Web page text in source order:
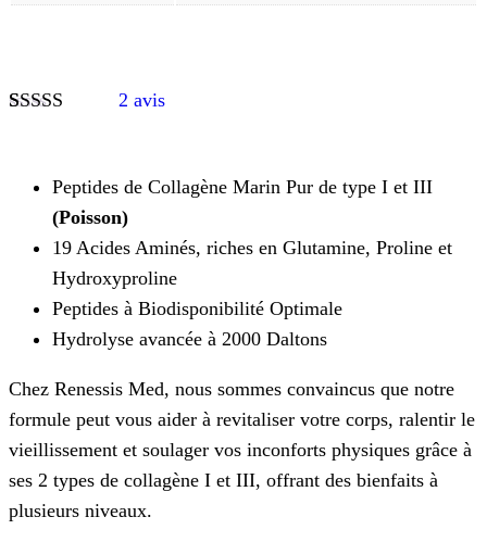
notations
2 avis
Peptides de Collagène Marin Pur de type I et III
(Poisson)
19 Acides Aminés, riches en Glutamine, Proline et
Hydroxyproline
Peptides à Biodisponibilité Optimale
Hydrolyse avancée à 2000 Daltons
Chez Renessis Med, nous sommes convaincus que notre
formule peut vous aider à revitaliser votre corps, ralentir le
vieillissement et soulager vos inconforts physiques grâce à
ses 2 types de collagène I et III, offrant des bienfaits à
plusieurs niveaux.